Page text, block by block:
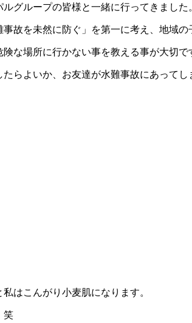
グループの皆様と一緒に行ってきました
故を未然に防ぐ」を第一に考え、地域
な場所に行かない事を教える事が大切で
らよいか、お友達が水難事故にあって
はこんがり小麦肌になります。
笑